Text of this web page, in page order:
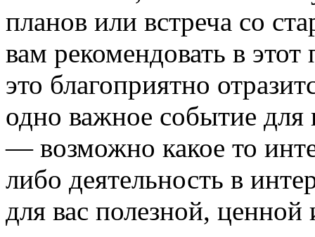
планов или встреча со
вам рекомендовать в
это благоприятно
одно важное событие для
— возможно какое то
либо деятельность в
для вас полезной,